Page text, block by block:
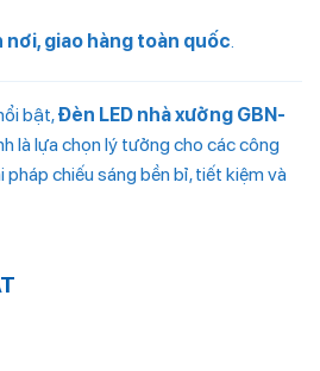
giao hàng toàn quốc.
bật,Đèn LED nhà xưởng GBN-
là lựa chọn lý tưởng cho các công
pháp chiếu sáng bền bỉ, tiết kiệm và